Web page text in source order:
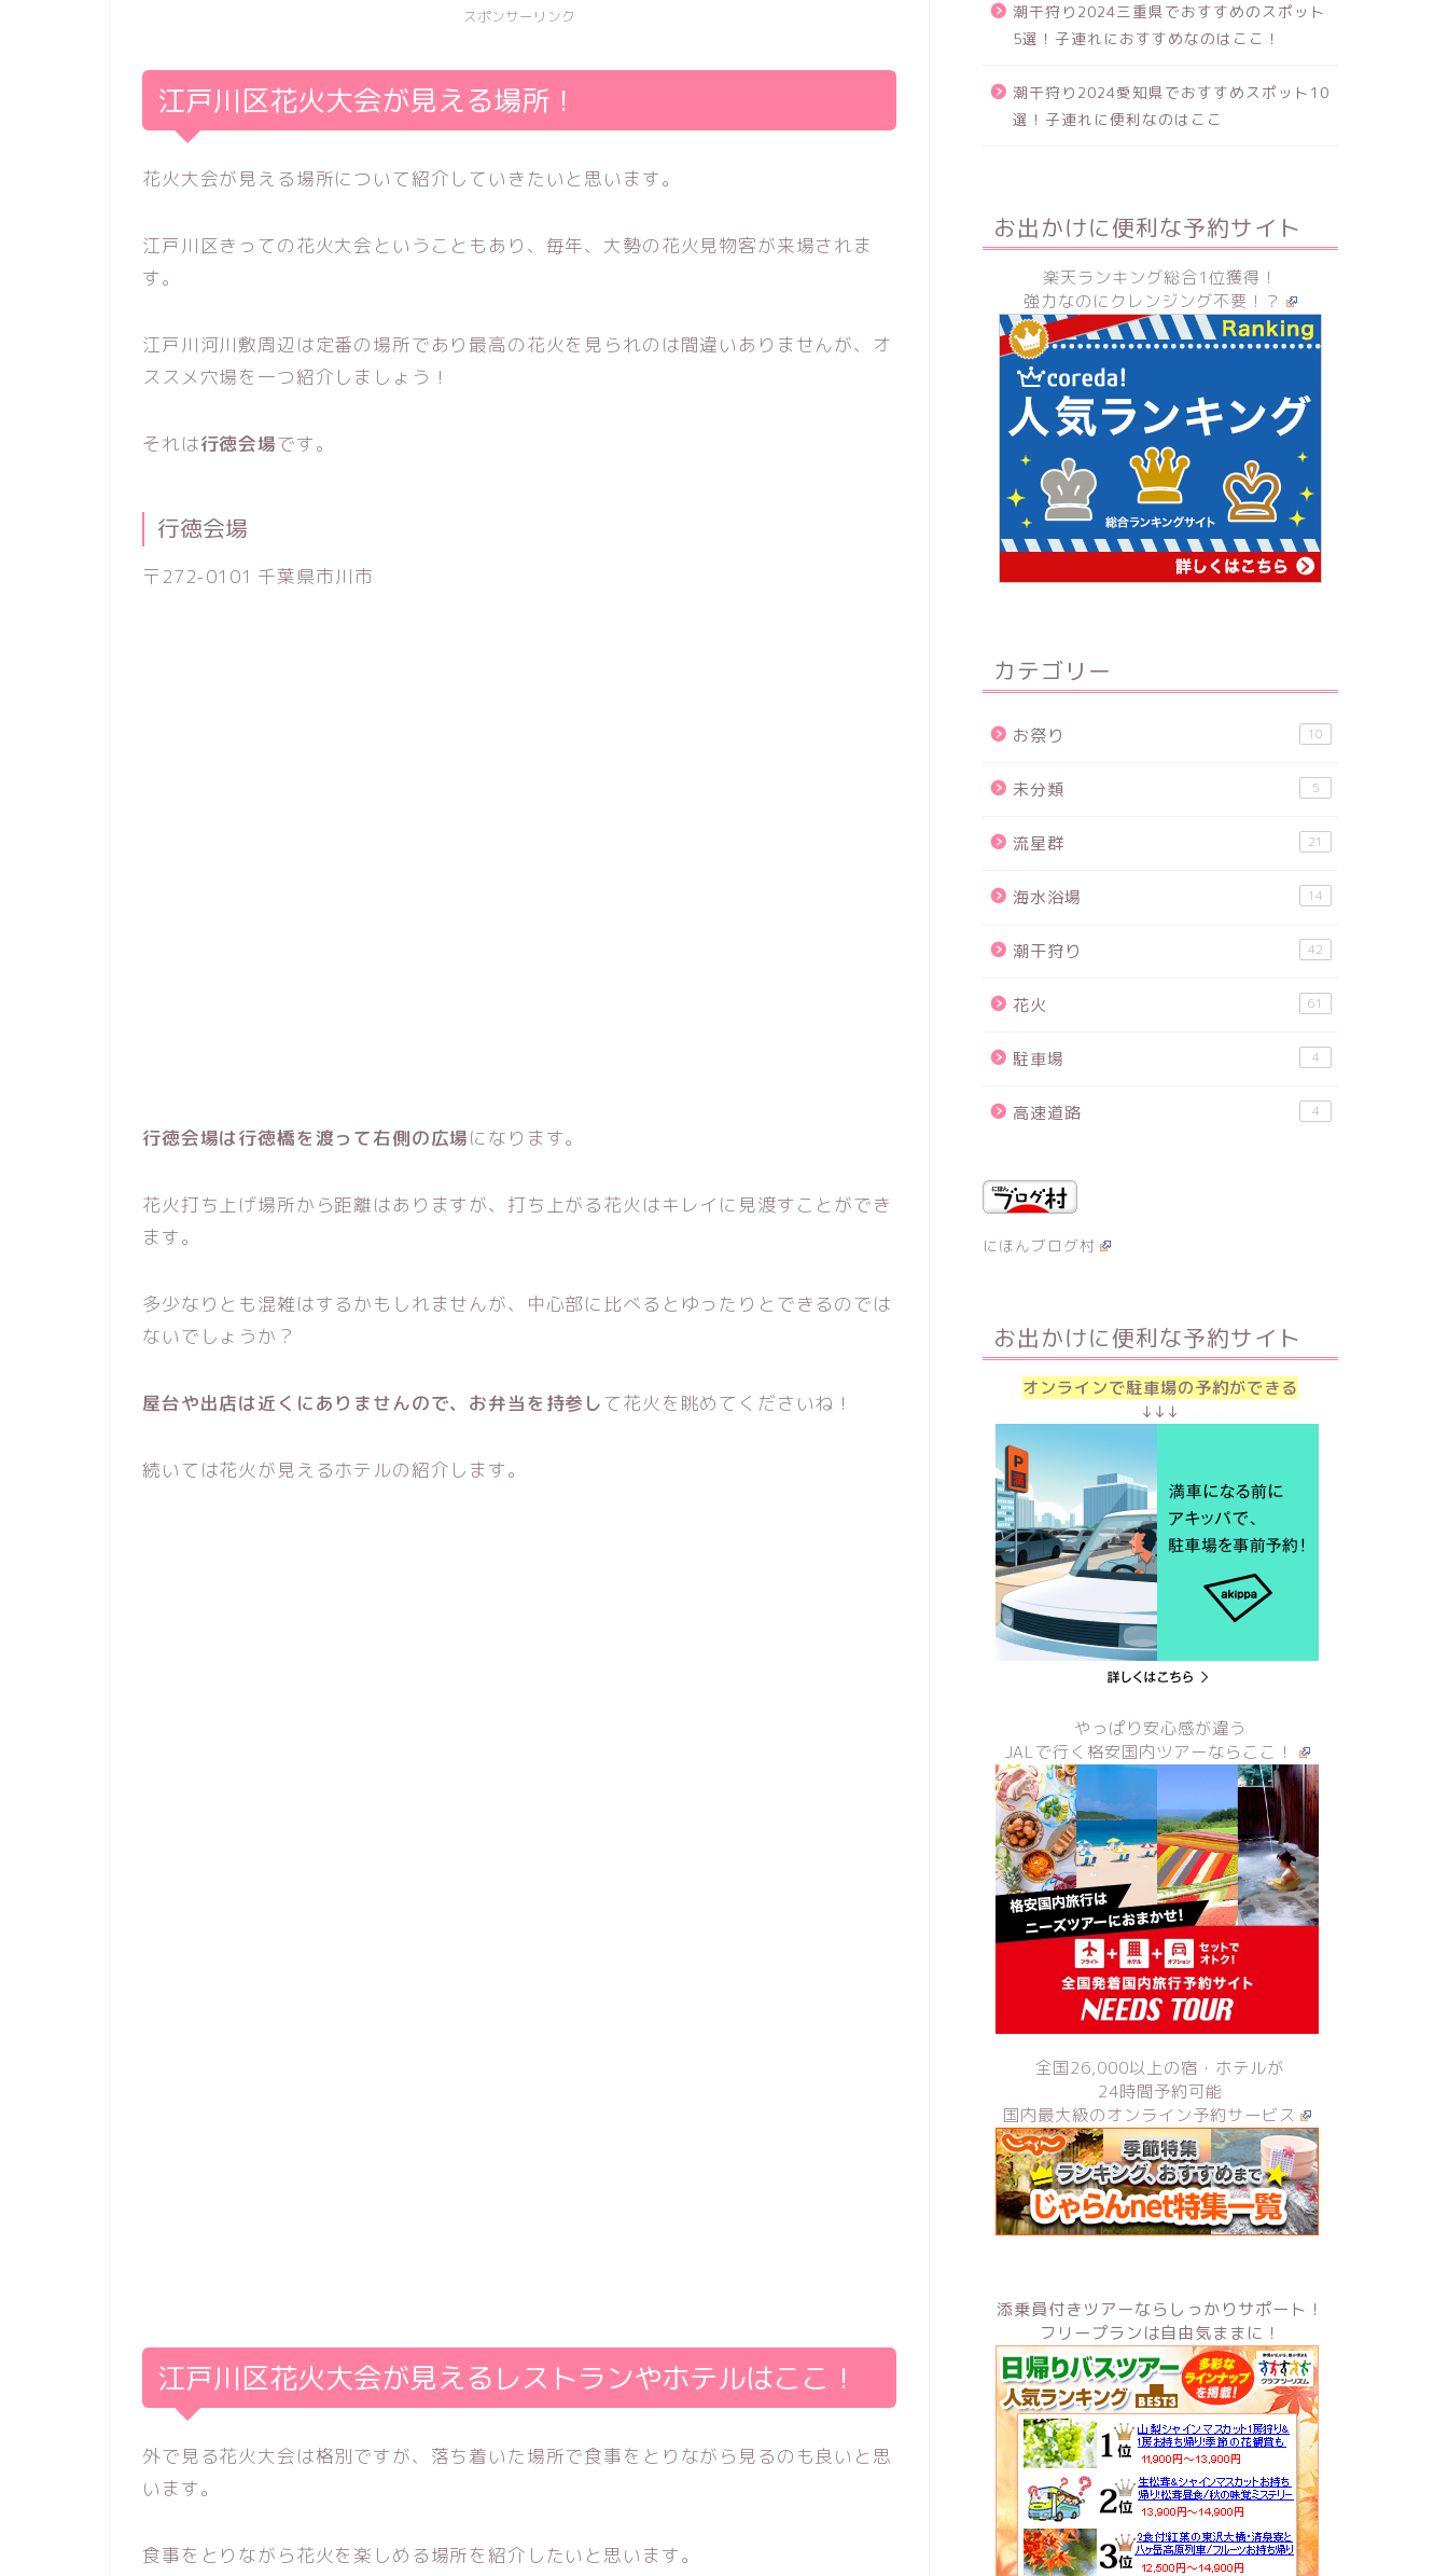
スポンサーリンク
江戸川区花火大会が見える場所！
花火大会が見える場所について紹介していきたいと思います。
江戸川区きっての花火大会ということもあり、毎年、大勢の花火見物客が来場されま
す。
江戸川河川敷周辺は定番の場所であり最高の花火を見られのは間違いありませんが、オ
ススメ穴場を一つ紹介しましょう！
それは行徳会場です。
行徳会場
〒272-0101 千葉県市川市
行徳会場は行徳橋を渡って右側の広場になります。
花火打ち上げ場所から距離はありますが、打ち上がる花火はキレイに見渡すことができ
ます。
多少なりとも混雑はするかもしれませんが、中心部に比べるとゆったりとできるのでは
ないでしょうか？
屋台や出店は近くにありませんので、お弁当を持参して花火を眺めてくださいね！
続いては花火が見えるホテルの紹介します。
江戸川区花火大会が見えるレストランやホテルはここ！
外で見る花火大会は格別ですが、落ち着いた場所で食事をとりながら見るのも良いと思
います。
食事をとりながら花火を楽しめる場所を紹介したいと思います。
潮干狩り2024三重県でおすすめのスポット
5選！子連れにおすすめなのはここ！
潮干狩り2024愛知県でおすすめスポット10
選！子連れに便利なのはここ
お出かけに便利な予約サイト
楽天ランキング総合1位獲得！
強力なのにクレンジング不要！？
カテゴリー
お祭り 10
未分類 5
流星群 21
海水浴場 14
潮干狩り 42
花火 61
駐車場 4
高速道路 4
にほんブログ村
お出かけに便利な予約サイト
オンラインで駐車場の予約ができる
↓↓↓
やっぱり安心感が違う
JALで行く格安国内ツアーならここ！
全国26,000以上の宿・ホテルが
24時間予約可能
国内最大級のオンライン予約サービス
添乗員付きツアーならしっかりサポート！
フリープランは自由気ままに！